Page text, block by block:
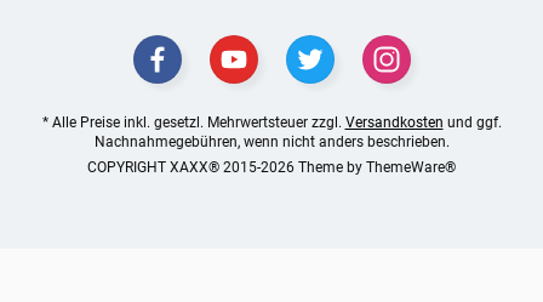
* Alle Preise inkl. gesetzl. Mehrwertsteuer zzgl. Versandkosten und ggf.
Nachnahmegebühren, wenn nicht anders beschrieben.
COPYRIGHT XAXX® 2015-2026 Theme by ThemeWare®